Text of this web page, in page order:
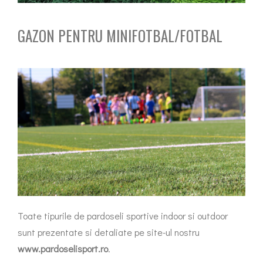
GAZON PENTRU MINIFOTBAL/FOTBAL
Toate tipurile de pardoseli sportive indoor si outdoor
sunt prezentate si detaliate pe site-ul nostru
www.pardoselisport.ro.